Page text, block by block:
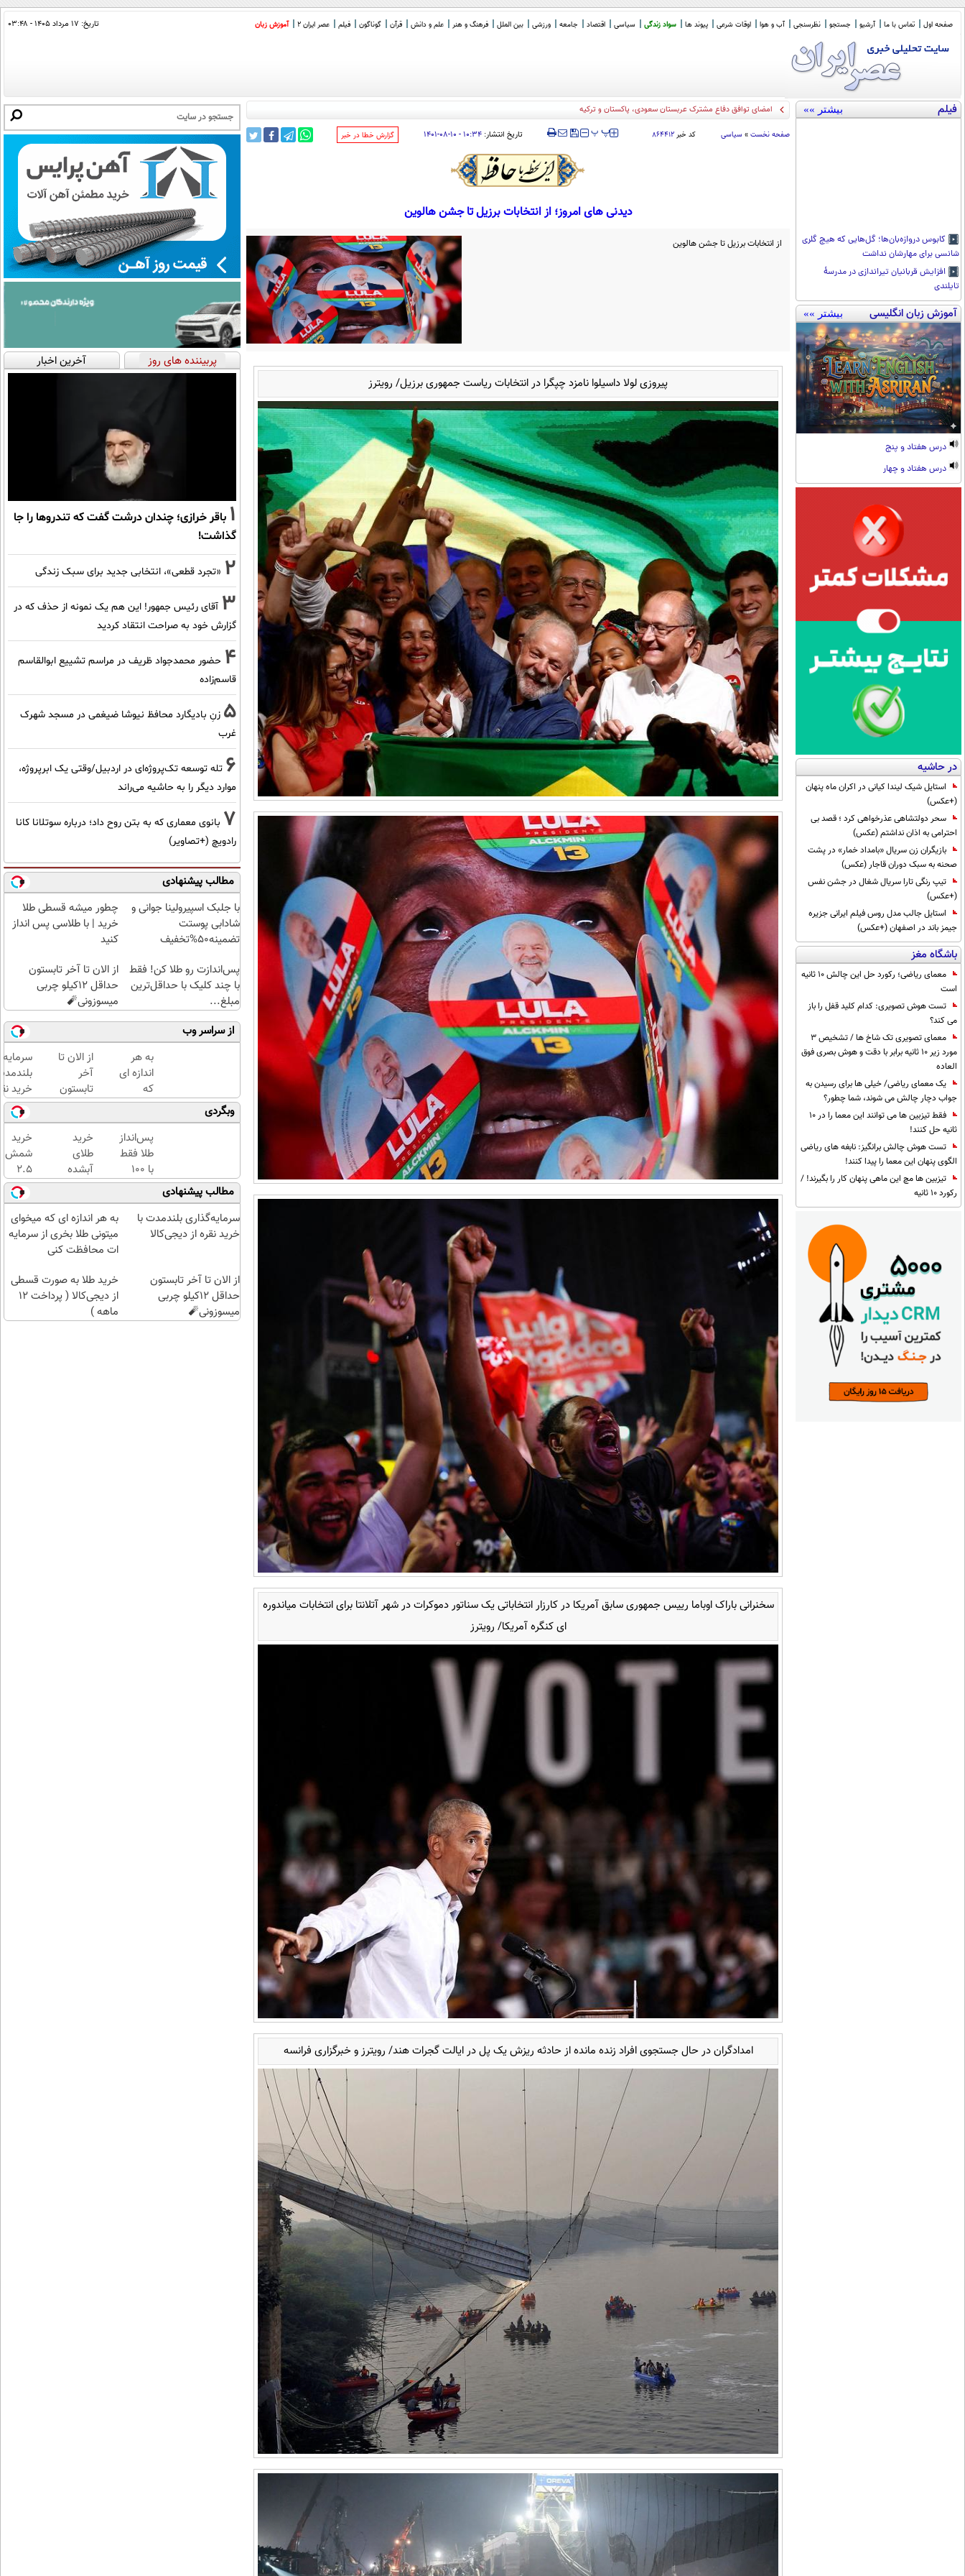
صفحه اول تماس با ما آرشیو جستجو نظرسنجی آب و هوا اوقات شرعی پیوند ها سواد زندگی سیاسی اقتصاد جامعه ورزشی بین الملل فرهنگ و هنر علم و دانش قرآن گوناگون فیلم عصر ایران 2 آموزش زبان تاریخ: ۱۷ مرداد ۱۴۰۵ - ۰۳:۴۸
فیلم بیشتر »»
کابوس دروازه‌بان‌ها؛ گل‌هایی که هیچ گلری
شانسی برای مهارشان نداشت
افزایش قربانیان تیراندازی در مدرسۀ
تایلندی
آموزش زبان انگلیسی بیشتر »»
درس هفتاد و پنج
درس هفتاد و چهار
در حاشیه
استایل شیک لیندا کیانی در اکران ماه پنهان
(+عکس)
سحر دولتشاهی عذرخواهی کرد ؛ قصد بی
احترامی به اذان نداشتم (عکس)
بازیگران زن سریال «بامداد خمار» در پشت
صحنه به سبک دوران قاجار (عکس)
تیپ رنگی تارا سریال شغال در جشن نفس
(+عکس)
استایل جالب مدل روس فیلم ایرانی جزیره
جیمز باند در اصفهان (+عکس)
باشگاه مغز
معمای ریاضی؛ رکورد حل این چالش 10 ثانیه
است
تست هوش تصویری: کدام کلید قفل را باز
می کند؟
معمای تصویری تک شاخ ها / تشخیص 3
مورد زیر 10 ثانیه برابر با دقت و هوش بصری فوق
العاده
یک معمای ریاضی/ خیلی ها برای رسیدن به
جواب دچار چالش می شوند، شما چطور؟
فقط تیزبین ها می توانند این معما را در 10
ثانیه حل کنند!
تست هوش چالش برانگیز: نابغه های ریاضی
الگوی پنهان این معما را پیدا کنند!
تیزبین ها مچ این ماهی پنهان کار را بگیرند! /
رکورد 10 ثانیه
سخنگوی کمیسیون ا_
صفحه نخست » سیاسی کد خبر۸۶۴۴۱۲ ‍‍‍ پ پ تاریخ انتشار:۱۰:۳۴ - ۱۰-۰۸-۱۴۰۱ ‌گزارش خطا در خبر
دیدنی های امروز؛ از انتخابات برزیل تا جشن هالوین
از انتخابات برزیل تا جشن هالوین
پیروزی لولا داسیلوا نامزد چپگرا در انتخابات ریاست جمهوری برزیل/ رویترز
سخنرانی باراک اوباما رییس جمهوری سابق آمریکا در کارزار انتخاباتی یک سناتور دموکرات در شهر آتلانتا برای انتخابات میاندوره
ای کنگره آمریکا/ رویترز
امدادگران در حال جستجوی افراد زنده مانده از حادثه ریزش یک پل در ایالت گجرات هند/ رویترز و خبرگزاری فرانسه
پربیننده های روز آخرین اخبار
1 باقر خرازی؛ چندان درشت گفت که تندروها را جا
گذاشت!
2 «تجرد قطعی»، انتخابی جدید برای سبک زندگی
3 آقای رئیس جمهور! این هم یک نمونه از حذف که در
گزارش خود به صراحت انتقاد کردید
4 حضور محمدجواد ظریف در مراسم تشییع ابوالقاسم
قاسم‌زاده
5 زنِ بادیگارد محافظ نیوشا ضیغمی در مسجد شهرک
غرب
6 تله توسعه تک‌پروژه‌ای در اردبیل/وقتی یک ابرپروژه،
موارد دیگر را به حاشیه می‌راند
7 بانوی معماری که به بتن روح داد؛ درباره سوتلانا کانا
رادویچ (+تصاویر)
مطالب پیشنهادی
با جلبک اسپیرولینا جوانی و
شادابی پوستت
تضمینه50%تخفیف
چطور میشه قسطی طلا
خرید | با طلاسی پس انداز
کنید
پس‌اندازت رو طلا کن! فقط
با چند کلیک با حداقل‌ترین
مبلغ...
از الان تا آخر تابستون
حداقل 12کیلو چربی
میسوزونی🧨
از سراسر وب
به هر
اندازه ای
که
میخوای
میتونی
طلا بخری
از
سرمایه
ات
محافظت
کنی
از الان تا
آخر
تابستون
حداقل
12کیلو
چربی
میسوزونی
🧨
خرید
وبگردی
پس‌انداز
طلا فقط
با ۱۰۰
هزارتومان
(امن و
راحت)
خرید
طلای
آبشده
حتی با
۱۰۰هزارتومان
خرید
شمش
2.5
گرمی
از
طلاسی
😍
مطالب پیشنهادی
سرمایه‌گذاری بلندمدت با
خرید نقره از دیجی‌کالا
به هر اندازه ای که میخوای
میتونی طلا بخری از سرمایه
ات محافظت کنی
از الان تا آخر تابستون
حداقل 12کیلو چربی
میسوزونی🧨
خرید طلا به صورت قسطی
از دیجی‌کالا ( پرداخت 12
ماهه )